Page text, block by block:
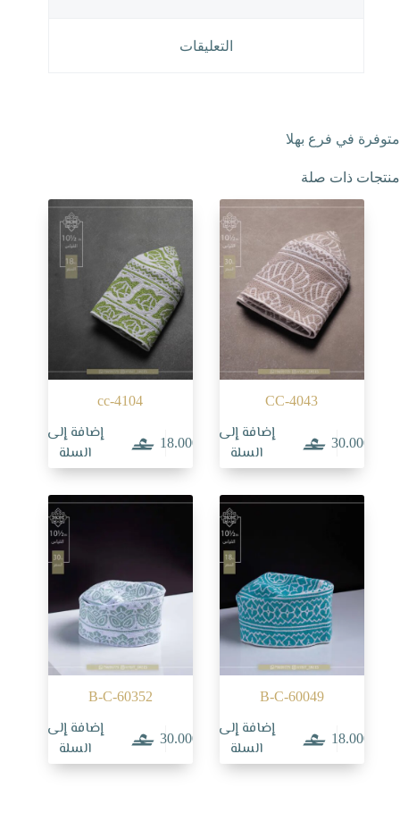
التعليقات
متوفرة في فرع بهلا
منتجات ذات صلة
CC-4043
30.000
إضافة إلى
السلة
cc-4104
18.000
إضافة إلى
السلة
B-C-60049
18.000
إضافة إلى
السلة
B-C-60352
30.000
إضافة إلى
السلة